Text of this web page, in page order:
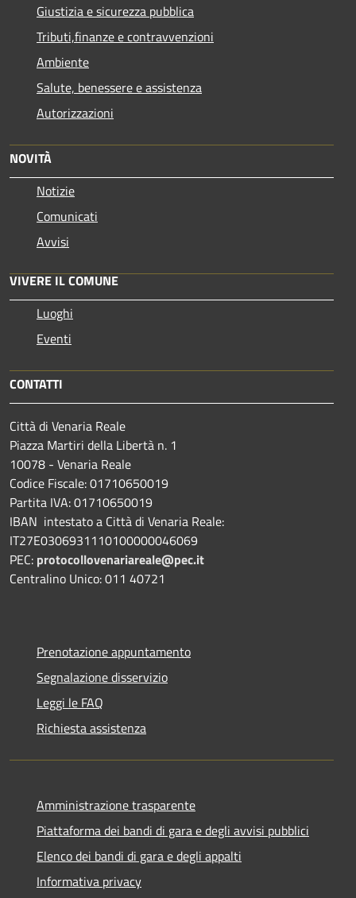
Giustizia e sicurezza pubblica
Tributi,finanze e contravvenzioni
Ambiente
Salute, benessere e assistenza
Autorizzazioni
NOVITÀ
Notizie
Comunicati
Avvisi
VIVERE IL COMUNE
Luoghi
Eventi
CONTATTI
Città di Venaria Reale
Piazza Martiri della Libertà n. 1
10078 - Venaria Reale
Codice Fiscale: 01710650019
Partita IVA: 01710650019
IBAN intestato a Città di Venaria Reale:
IT27E0306931110100000046069
PEC: protocollovenariareale@pec.it
Centralino Unico: 011 40721
Prenotazione appuntamento
Segnalazione disservizio
Leggi le FAQ
Richiesta assistenza
Amministrazione trasparente
Piattaforma dei bandi di gara e degli avvisi pubblici
Elenco dei bandi di gara e degli appalti
Informativa privacy